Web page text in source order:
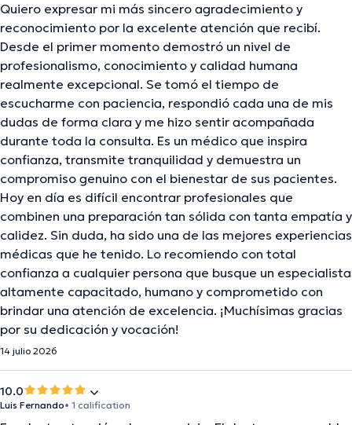
Quiero expresar mi más sincero agradecimiento y
reconocimiento por la excelente atención que recibí.
Desde el primer momento demostró un nivel de
profesionalismo, conocimiento y calidad humana
realmente excepcional. Se tomó el tiempo de
escucharme con paciencia, respondió cada una de mis
dudas de forma clara y me hizo sentir acompañada
durante toda la consulta. Es un médico que inspira
confianza, transmite tranquilidad y demuestra un
compromiso genuino con el bienestar de sus pacientes.
Hoy en día es difícil encontrar profesionales que
combinen una preparación tan sólida con tanta empatía y
calidez. Sin duda, ha sido una de las mejores experiencias
médicas que he tenido. Lo recomiendo con total
confianza a cualquier persona que busque un especialista
altamente capacitado, humano y comprometido con
brindar una atención de excelencia. ¡Muchísimas gracias
por su dedicación y vocación!
14 julio 2026
10.0
Luis Fernando• 1 calification